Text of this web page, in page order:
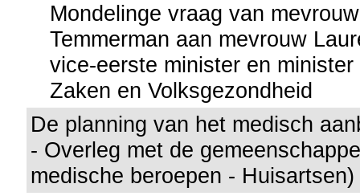
Mondelinge vraag van
Temmerman aan mevrouw
vice-eerste minister en
Zaken en Volksgezondheid
De planning van het medisch
- Overleg met de
medische beroepen -